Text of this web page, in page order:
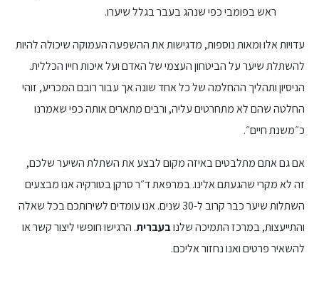
ראש בפומבי כפי שנהג בעבר בגלל שיערו.
עדויות אלו ומאות נוספות, מדגישות את ההשפעה העמוקה שיכולה להיות
להשתלת שיער על הביטחון העצמי של האדם ועל איכות חייו הכללית.
הניסיון ותהליך ההחלמה של כל אחד שונה אך עבור רובם המכריע, זוהי
החלטה שהם לא מתחרטים עליה, ורבים מתארים אותה כפי שאמרנו
כ״משנת חיים״.
אם גם אתם מתלבטים באיזה מקום לבצע את השתלת השיער שלכם,
זה לא מקרי שהגעתם אלינו. במרפאת ד״ר סרקן בטורקיה אנו מבצעים
השתלות שיער כבר קרוב ל-30 שנים. אנו עומדים לשירותכם בכל שאלה
והתייעצות, במרכז התמיכה שלנובעברית. הרגישו חופשי ליצור קשר או
להשאיר פרטים ואנו נחזור אליכם.